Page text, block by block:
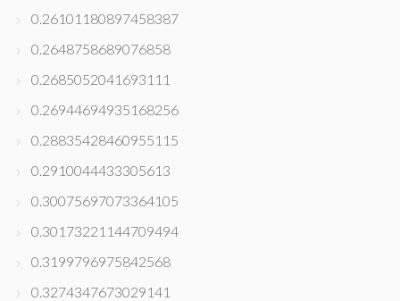
0.26101180897458387
0.2648758689076858
0.2685052041693111
0.26944694935168256
0.28835428460955115
0.2910044433305613
0.30075697073364105
0.30173221144709494
0.3199796975842568
0.3274347673029141